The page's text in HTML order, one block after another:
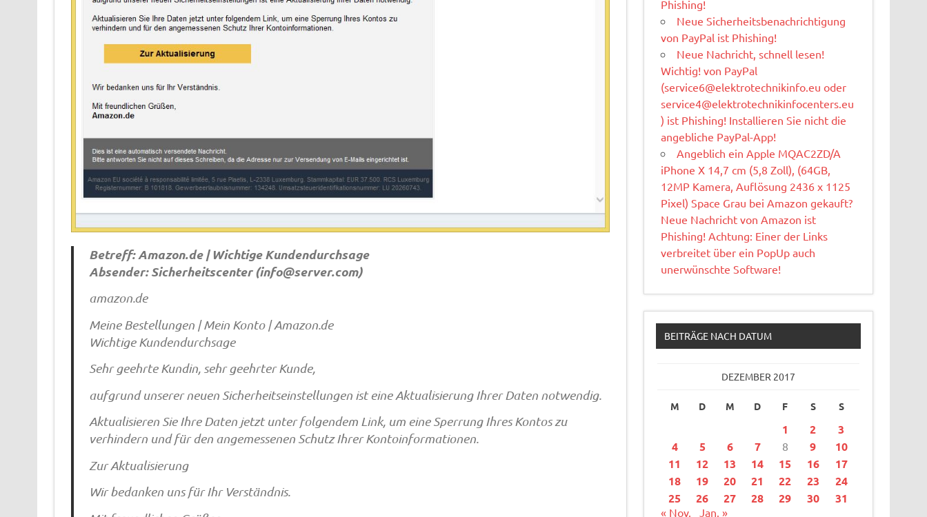
Betreff: Amazon.de | Wichtige Kundendurchsage
Absender: Sicherheitscenter (info@server.com)
amazon.de
Meine Bestellungen | Mein Konto | Amazon.de
Wichtige Kundendurchsage
Sehr geehrte Kundin, sehr geehrter Kunde,
aufgrund unserer neuen Sicherheitseinstellungen ist eine Aktualisierung Ihrer Daten notwendig.
Aktualisieren Sie Ihre Daten jetzt unter folgendem Link, um eine Sperrung Ihres Kontos zu
verhindern und für den angemessenen Schutz Ihrer Kontoinformationen.
Zur Aktualisierung
Wir bedanken uns für Ihr Verständnis.
Phishing!
Neue Sicherheitsbenachrichtigung
von PayPal ist Phishing!
Neue Nachricht, schnell lesen!
Wichtig! von PayPal
(service6@elektrotechnikinfo.eu oder
service4@elektrotechnikinfocenters.eu
) ist Phishing! Installieren Sie nicht die
angebliche PayPal-App!
Angeblich ein Apple MQAC2ZD/A
iPhone X 14,7 cm (5,8 Zoll), (64GB,
12MP Kamera, Auflösung 2436 x 1125
Pixel) Space Grau bei Amazon gekauft?
Neue Nachricht von Amazon ist
Phishing! Achtung: Einer der Links
verbreitet über ein PopUp auch
unerwünschte Software!
BEITRÄGE NACH DATUM
DEZEMBER 2017
M D M D F S S
1 2
3
4
5 6 7 8 9
10
11
12 13 14 15 16
17
18
19 20 21 22 23
24
25
26 27 28 29 30 31
« Nov. Jan. »